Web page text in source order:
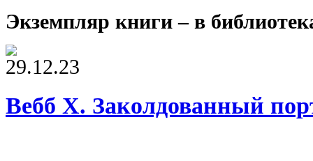
Экземпляр книги – в
29.12.23
Вебб Х. Заколдованный